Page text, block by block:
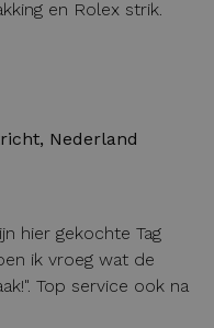
en Rolex strik.
Nederland
hier gekochte Tag
ik vroeg wat de
Top service ook na